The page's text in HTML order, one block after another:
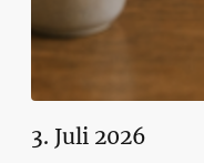
3. Juli 2026